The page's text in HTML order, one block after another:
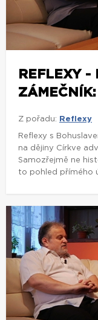
REFLEXY -
Z pořadu: Reflexy
Reflexy s
na dějiny Církve
Samozřejmě ne
to pohled přímého